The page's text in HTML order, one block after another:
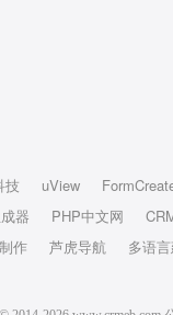
技 uView
器 PHP中文网
作 芦虎导航 多语